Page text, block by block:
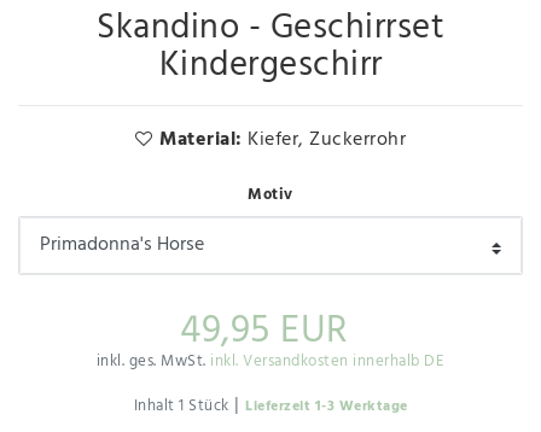
Skandino - Geschirrset
Kindergeschirr
Material: Kiefer, Zuckerrohr
Motiv
49,95 EUR
inkl. ges. MwSt. inkl. Versandkosten innerhalb DE
Inhalt1 Stück | Lieferzeit 1-3 Werktage